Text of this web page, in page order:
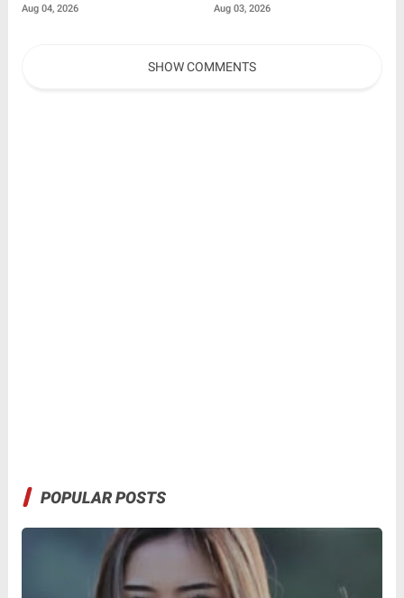
Motor Penggerak Ekonomi
Aug 04, 2026
Pasokan Air Banyuning dan
Aug 03, 2026
SHOW COMMENTS
POPULAR POSTS